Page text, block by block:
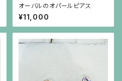
オーバルのオパールピアス
¥11,000